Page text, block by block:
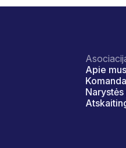
Apie mus
Komanda